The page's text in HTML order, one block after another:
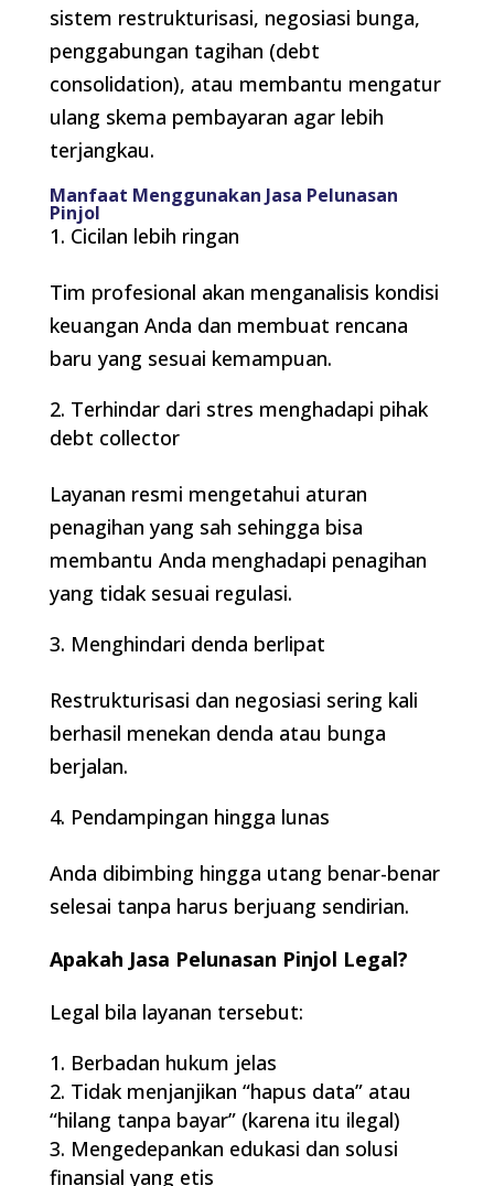
sistem restrukturisasi, negosiasi bunga,
penggabungan tagihan (debt
consolidation), atau membantu mengatur
ulang skema pembayaran agar lebih
terjangkau.
Manfaat Menggunakan Jasa Pelunasan
Pinjol
Cicilan lebih ringan
Tim profesional akan menganalisis kondisi
keuangan Anda dan membuat rencana
baru yang sesuai kemampuan.
Terhindar dari stres menghadapi pihak
debt collector
Layanan resmi mengetahui aturan
penagihan yang sah sehingga bisa
membantu Anda menghadapi penagihan
yang tidak sesuai regulasi.
Menghindari denda berlipat
Restrukturisasi dan negosiasi sering kali
berhasil menekan denda atau bunga
berjalan.
Pendampingan hingga lunas
Anda dibimbing hingga utang benar-benar
selesai tanpa harus berjuang sendirian.
Apakah Jasa Pelunasan Pinjol Legal?
Legal bila layanan tersebut:
Berbadan hukum jelas
Tidak menjanjikan “hapus data” atau
“hilang tanpa bayar” (karena itu ilegal)
Mengedepankan edukasi dan solusi
finansial yang etis